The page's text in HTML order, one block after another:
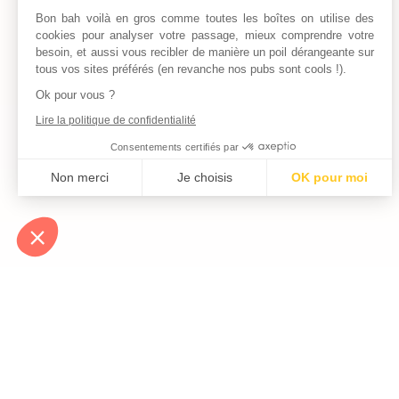
Bon bah voilà en gros comme toutes les boîtes on utilise des
cookies pour analyser votre passage, mieux comprendre votre
besoin, et aussi vous recibler de manière un poil dérangeante sur
tous vos sites préférés (en revanche nos pubs sont cools !).
Ok pour vous ?
Lire la politique de confidentialité
Consentements certifiés par
Non merci Je choisis
OK pour moi
Notre plateforme vous permet d'adapter et de gérer vos